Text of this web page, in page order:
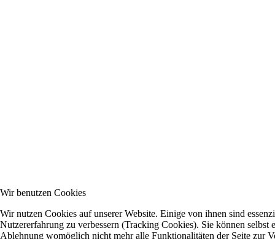
Wir benutzen Cookies
Wir nutzen Cookies auf unserer Website. Einige von ihnen sind
Nutzererfahrung zu verbessern (Tracking Cookies). Sie können selbst
Ablehnung womöglich nicht mehr alle Funktionalitäten der Seite zur